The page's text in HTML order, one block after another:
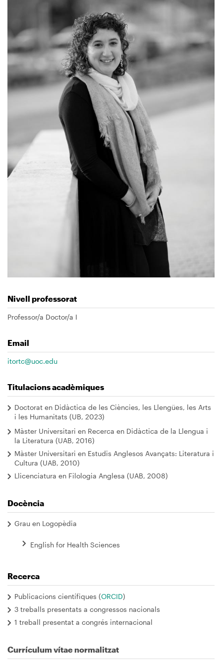
Nivell professorat
Professor/a Doctor/a I
Email
itortc@uoc.edu
Titulacions acadèmiques
Doctorat en Didàctica de les Ciències, les Llengües, les Arts
i les Humanitats (UB, 2023)
Màster Universitari en Recerca en Didàctica de la Llengua i
la Literatura (UAB, 2016)
Màster Universitari en Estudis Anglesos Avançats: Literatura i
Cultura (UAB, 2010)
Llicenciatura en Filologia Anglesa (UAB, 2008)
Docència
Grau en Logopèdia
English for Health Sciences
Recerca
Publicacions científiques (ORCID)
3 treballs presentats a congressos nacionals
1 treball presentat a congrés internacional
Currículum vítae normalitzat